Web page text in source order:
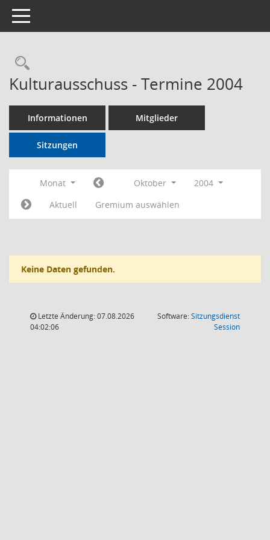
Toggle navigation
Rechercheauswahl
Kulturausschuss - Termine 2004
Informationen Mitglieder
Sitzungen
Monat Oktober
2004
Aktuell
Gremium auswählen
Keine Daten gefunden.
Letzte Änderung: 07.08.2026
04:02:06
Software:Sitzungsdienst
Session(Wird in